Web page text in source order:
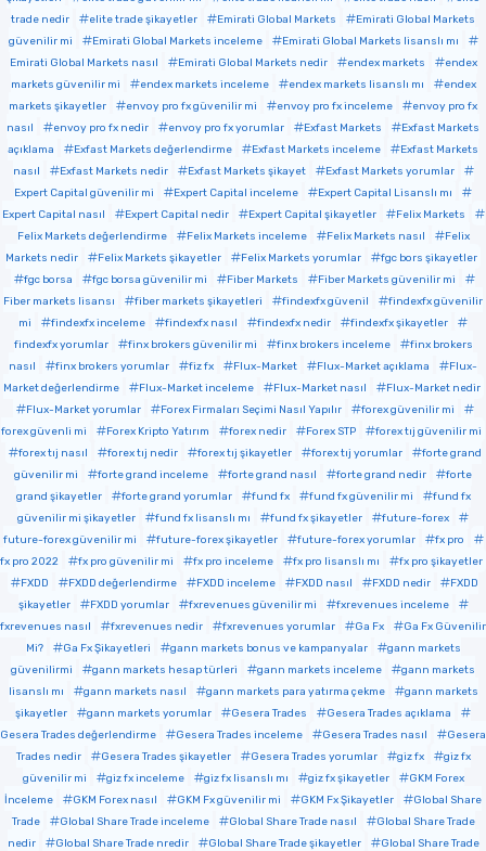
trade nedir
elite trade şikayetler Emirati Global Markets
Emirati Global Markets
güvenilir mi
Emirati Global Markets inceleme
Emirati Global Markets lisanslı mı
Emirati Global Markets nasıl
Emirati Global Markets nedir endex markets
endex
markets güvenilir mi
endex markets inceleme endex markets lisanslı mı
endex
markets şikayetler
envoy pro fx güvenilir mi envoy pro fx inceleme
envoy pro fx
nasıl
envoy pro fx nedir envoy pro fx yorumlar Exfast Markets
Exfast Markets
açıklama
Exfast Markets değerlendirme Exfast Markets inceleme
Exfast Markets
nasıl
Exfast Markets nedir Exfast Markets şikayet
Exfast Markets yorumlar
Expert Capital güvenilir mi
Expert Capital inceleme
Expert Capital Lisanslı mı
Expert Capital nasıl
Expert Capital nedir Expert Capital şikayetler
Felix Markets
Felix Markets değerlendirme
Felix Markets inceleme Felix Markets nasıl
Felix
Markets nedir
Felix Markets şikayetler Felix Markets yorumlar
fgc bors şikayetler
fgc borsa
fgc borsa güvenilir mi Fiber Markets
Fiber Markets güvenilir mi
Fiber markets lisansı
fiber markets şikayetleri findexfx güvenil
findexfx güvenilir
mi
findexfx inceleme findexfx nasıl findexfx nedir
findexfx şikayetler
findexfx yorumlar
finx brokers güvenilir mi finx brokers inceleme
finx brokers
nasıl
finx brokers yorumlar fiz fx Flux-Market Flux-Market açıklama
Flux-
Market değerlendirme
Flux-Market inceleme Flux-Market nasıl
Flux-Market nedir
Flux-Market yorumlar
Forex Firmaları Seçimi Nasıl Yapılır
forex güvenilir mi
forex güvenli mi
Forex Kripto Yatırım forex nedir Forex STP
forex tıj güvenilir mi
forex tıj nasıl
forex tıj nedir forex tıj şikayetler forex tıj yorumlar
forte grand
güvenilir mi
forte grand inceleme forte grand nasıl forte grand nedir
forte
grand şikayetler
forte grand yorumlar fund fx fund fx güvenilir mi
fund fx
güvenilir mi şikayetler
fund fx lisanslı mı fund fx şikayetler
future-forex
future-forex güvenilir mi
future-forex şikayetler future-forex yorumlar
fx pro
fx pro 2022
fx pro güvenilir mi fx pro inceleme fx pro lisanslı mı
fx pro şikayetler
FXDD
FXDD değerlendirme FXDD inceleme FXDD nasıl FXDD nedir
FXDD
şikayetler
FXDD yorumlar fxrevenues güvenilir mi
fxrevenues inceleme
fxrevenues nasıl
fxrevenues nedir fxrevenues yorumlar Ga Fx
Ga Fx Güvenilir
Mi?
Ga Fx Şikayetleri gann markets bonus ve kampanyalar
gann markets
güvenilirmi
gann markets hesap türleri gann markets inceleme
gann markets
lisanslı mı
gann markets nasıl gann markets para yatırma çekme
gann markets
şikayetler
gann markets yorumlar Gesera Trades
Gesera Trades açıklama
Gesera Trades değerlendirme
Gesera Trades inceleme Gesera Trades nasıl
Gesera
Trades nedir
Gesera Trades şikayetler Gesera Trades yorumlar giz fx
giz fx
güvenilir mi
giz fx inceleme giz fx lisanslı mı giz fx şikayetler
GKM Forex
İnceleme
GKM Forex nasıl GKM Fx güvenilir mi GKM Fx Şikayetler
Global Share
Trade
Global Share Trade inceleme Global Share Trade nasıl
Global Share Trade
nedir
Global Share Trade nredir Global Share Trade şikayetler
Global Share Trade